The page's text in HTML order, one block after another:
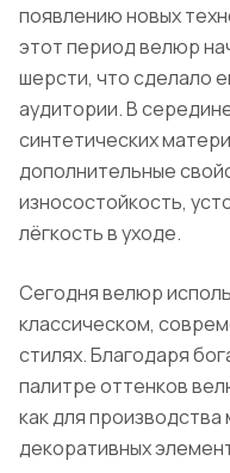
появлению новых
этот период велюр
шерсти, что сделало
аудитории. В
синтетических
дополнительные
износостойкость,
лёгкость в уходе.
Сегодня велюр
классическом,
стилях. Благодаря
палитре оттенков
как для производства
декоративных